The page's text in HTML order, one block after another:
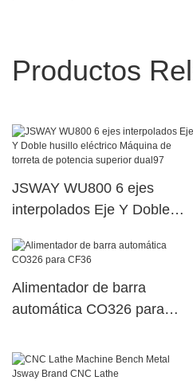
Productos
JSWAY WU800 6 ejes
interpolados Eje Y Doble
torreta de potencia superior
Alimentador de barra
automática CO326 para